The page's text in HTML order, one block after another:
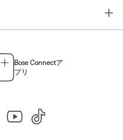
Bose Connectア
プリ